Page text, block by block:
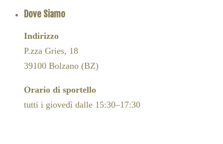
Dove Siamo
Indirizzo
P.zza Gries, 18
39100 Bolzano (BZ)
Orario di sportello
tutti i giovedì dalle 15:30–17:30